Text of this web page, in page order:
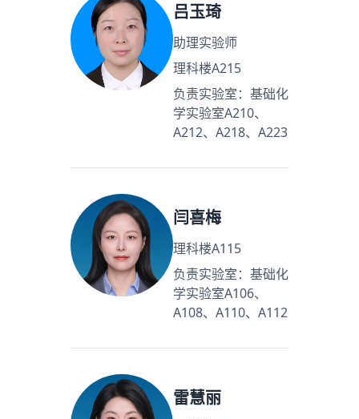
吕玉琦
助理实验师
理科楼A215
负责实验室：基础化
学实验室A210、
A212、A218、A223
闫喜梅
理科楼A115
负责实验室：基础化
学实验室A106、
A108、A110、A112
雷慧丽